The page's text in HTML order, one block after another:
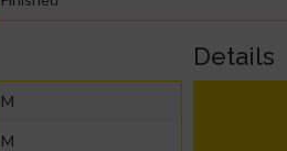
M
M
Details